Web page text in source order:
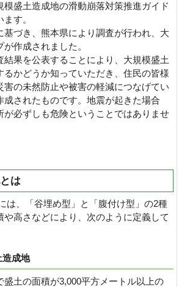
模盛土造成地の滑動崩落対策推進ガイド
す。
づき、熊本県により調査が行われ、大
作成されました。
果を公表することにより、大規模盛土
るかどうか知っていただき、住民の皆様
害の未然防止や被害の軽減につなげてい
成されたものです。地震が起きた場合
が必ずしも危険ということではありませ
は
、「谷埋め型」と「腹付け型」の2種
や高さなどにより、次のように定義して
造成地
盛土の面積が3,000平方メートル以上の